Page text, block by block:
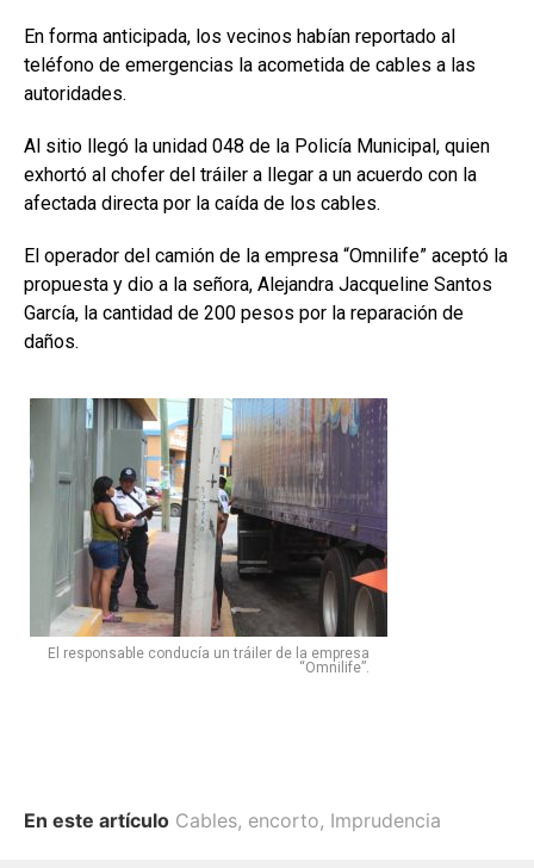
En forma anticipada, los vecinos habían reportado al
teléfono de emergencias la acometida de cables a las
autoridades.
Al sitio llegó la unidad 048 de la Policía Municipal, quien
exhortó al chofer del tráiler a llegar a un acuerdo con la
afectada directa por la caída de los cables.
El operador del camión de la empresa “Omnilife” aceptó la
propuesta y dio a la señora, Alejandra Jacqueline Santos
García, la cantidad de 200 pesos por la reparación de
daños.
El responsable conducía un tráiler de la empresa
“Omnilife”.
En este artículo Cables, encorto, Imprudencia